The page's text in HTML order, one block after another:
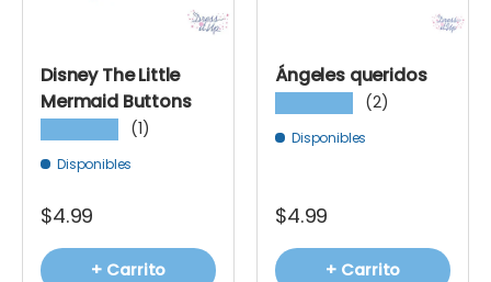
Disney The Little
Mermaid Buttons
(1)
Disponibles
$4.99
+ Carrito
Ángeles queridos
(2)
Disponibles
$4.99
+ Carrito